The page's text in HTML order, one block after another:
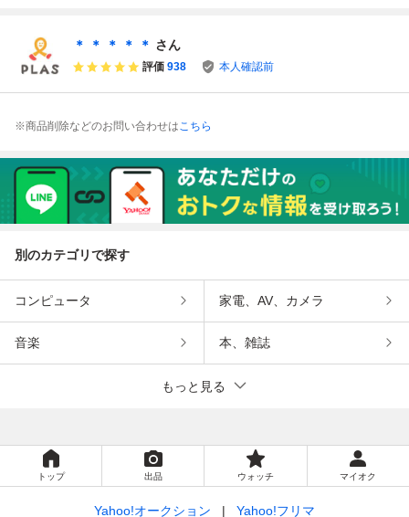
＊ ＊ ＊ ＊ ＊ さん
評価 938 本人確認前
※商品削除などのお問い合わせはこちら
別のカテゴリで探す
コンピュータ 家電、AV、カメラ
音楽 本、雑誌
もっと見る
トップ 出品 ウォッチ マイオク
Yahoo!オークション Yahoo!フリマ